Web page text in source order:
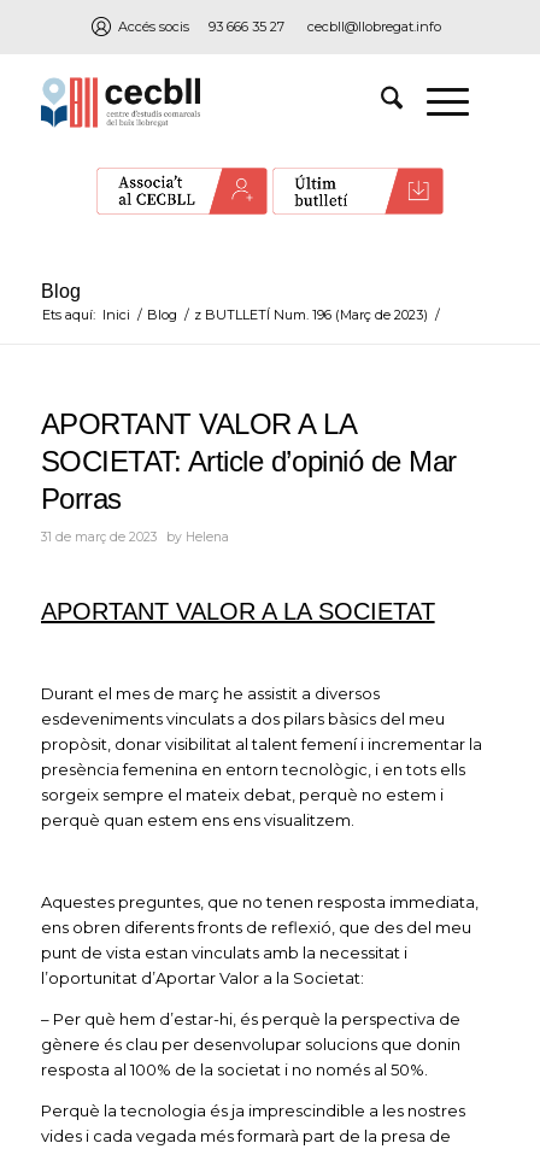
Accés socis 93 666 35 27 cecbll@llobregat.info
Blog
Ets aquí: Inici / Blog / z BUTLLETÍ Num. 196 (Març de 2023) /
APORTANT VALOR A LA
SOCIETAT: Article d’opinió de Mar
Porras
31 de març de 2023 by Helena
APORTANT VALOR A LA SOCIETAT
Durant el mes de març he assistit a diversos
esdeveniments vinculats a dos pilars bàsics del meu
propòsit, donar visibilitat al talent femení i incrementar la
presència femenina en entorn tecnològic, i en tots ells
sorgeix sempre el mateix debat, perquè no estem i
perquè quan estem ens ens visualitzem.
Aquestes preguntes, que no tenen resposta immediata,
ens obren diferents fronts de reflexió, que des del meu
punt de vista estan vinculats amb la necessitat i
l’oportunitat d’Aportar Valor a la Societat:
– Per què hem d’estar-hi, és perquè la perspectiva de
gènere és clau per desenvolupar solucions que donin
resposta al 100% de la societat i no només al 50%.
Perquè la tecnologia és ja imprescindible a les nostres
vides i cada vegada més formarà part de la presa de